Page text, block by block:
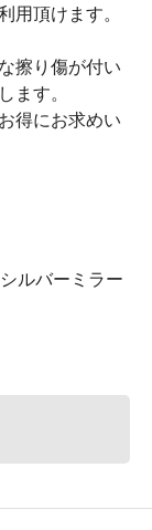
用頂けます。
擦り傷が付い
ます。
得にお求めい
ルバーミラー